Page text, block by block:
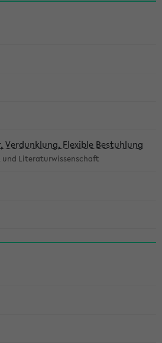
Verdunklung, Flexible Bestuhlung
Literaturwissenschaft